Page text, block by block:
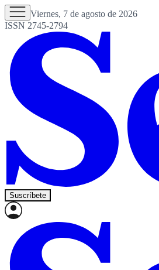
Viernes, 7 de agosto de 2026
ISSN 2745-2794
Suscríbete